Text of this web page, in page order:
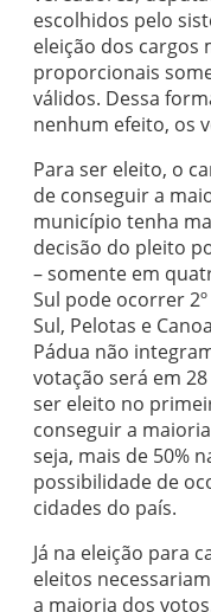
escolhidos pelo
eleição dos
proporcionais
válidos. Dessa
nenhum efeito, os
Para ser eleito, o
de conseguir a
município tenha
decisão do pleito
– somente em
Sul pode ocorrer
Sul, Pelotas e
Pádua não
votação será em
ser eleito no
conseguir a
seja, mais de 50%
possibilidade de
cidades do país.
Já na eleição para
eleitos
a maioria dos